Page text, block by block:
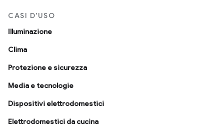
CASI D'USO
Illuminazione
Clima
Protezione e sicurezza
Media e tecnologie
Dispositivi elettrodomestici
Elettrodomestici da cucina